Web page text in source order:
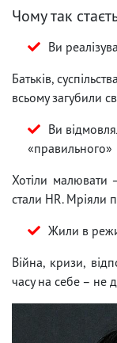
Чому так
Ви
Батьків,
всьому загубили
Ви
«правильного»
Хотіли малювати
стали HR. Мріяли
Жили в
Війна, кризи,
часу на себе – не